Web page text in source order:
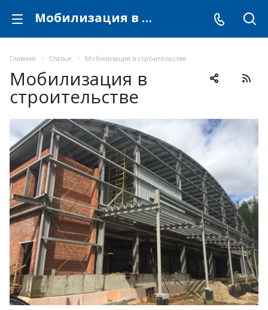
Мобилизация в строительстве
Главная Статьи Мобилизация в строительстве
Мобилизация в
строительстве